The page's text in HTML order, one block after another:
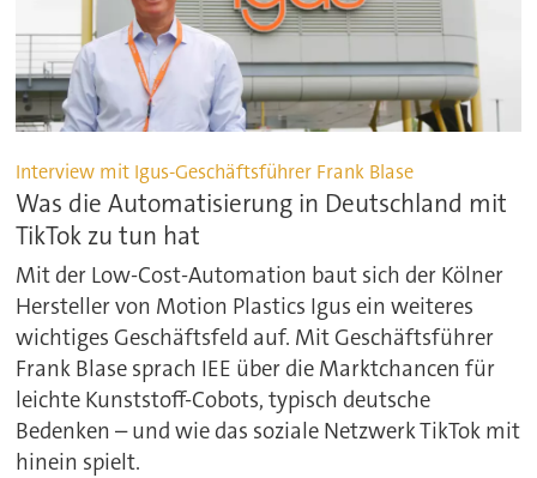
Interview mit Igus-Geschäftsführer Frank Blase
Was die Automatisierung in Deutschland mit
TikTok zu tun hat
Mit der Low-Cost-Automation baut sich der Kölner
Hersteller von Motion Plastics Igus ein weiteres
wichtiges Geschäftsfeld auf. Mit Geschäftsführer
Frank Blase sprach IEE über die Marktchancen für
leichte Kunststoff-Cobots, typisch deutsche
Bedenken – und wie das soziale Netzwerk TikTok mit
hinein spielt.